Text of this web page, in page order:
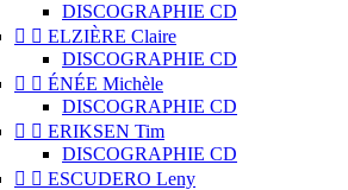
DISCOGRAPHIE CD
  ELZIÈRE Claire
DISCOGRAPHIE CD
  ÉNÉE Michèle
DISCOGRAPHIE CD
  ERIKSEN Tim
DISCOGRAPHIE CD
  ESCUDERO Leny